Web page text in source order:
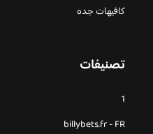
كافيهات جده
تصنيفات
1
billybets.fr - FR